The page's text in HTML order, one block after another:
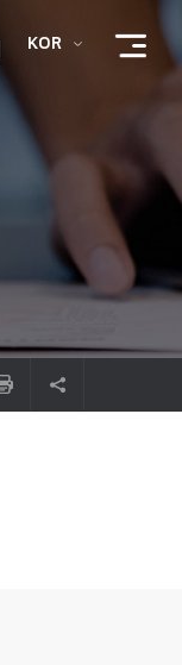
KOR